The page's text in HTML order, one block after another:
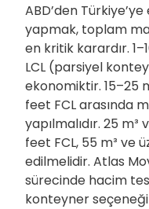
ABD’den
yapmak, toplam
en kritik karardır.
LCL (parsiyel
ekonomiktir. 15–25
feet FCL arasında
yapılmalıdır. 25
feet FCL, 55 m³ ve
edilmelidir. Atlas
sürecinde hacim
konteyner